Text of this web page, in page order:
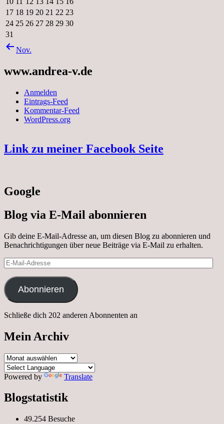
17 18 19 20 21 22 23
24 25 26 27 28 29 30
31
Nov.
www.andrea-v.de
Anmelden
Eintrags-Feed
Kommentar-Feed
WordPress.org
Link zu meiner Facebook Seite
Google
Blog via E-Mail abonnieren
Gib deine E-Mail-Adresse an, um diesen Blog zu abonnieren und
Benachrichtigungen über neue Beiträge via E-Mail zu erhalten.
E-
Mail-
Adresse
Abonnieren
Schließe dich 202 anderen Abonnenten an
Mein Archiv
Mein
Archiv
Powered by
Translate
Blogstatistik
49.254 Besuche